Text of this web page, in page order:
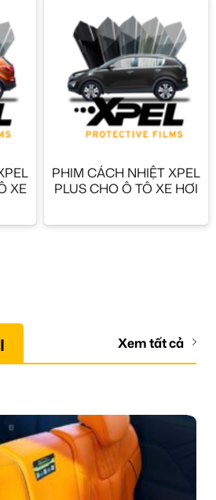
XE
PHIM CÁCH NHIỆT XPEL
PLUS CHO Ô TÔ XE HƠI
Xem tất cả